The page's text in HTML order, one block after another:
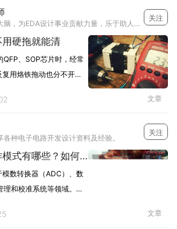
深度武装自己的大脑，为EDA设计事业贡献力量，乐于助人，想要多学习电子设计技术的可以关注我~
关注
硬拖就能清
、SOP芯片时，经常
用烙铁拖动也分不开，
1. 先补足量助焊剂在连
高纯度的松香助焊剂
文章
种电子电路开发设计资料及经验。
关注
电压基准芯片的工作模式有哪些？如何选？
数转换器（ADC）、数
和校准系统等领域。其
满足不同应用场景的需
文章